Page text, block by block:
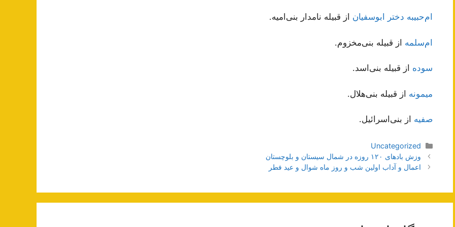
‌ام‌حبیبه دختر ابوسفیان از قبیله نامدار بنی‌امیه.
ام‌سلمه از قبیله بنی‌مخزوم.
سوده از قبیله بنی‌اسد.
میمونه از قبیله بنی‌هلال.
صفیه از بنی‌اسرائیل.
دسته‌ها
Uncategorized
ناوبری
نوشته‌ها
وزش باد‌های ۱۲۰ روزه در شمال سیستان و بلوچستان
اعمال و آداب اولین شب و روز ماه شوال و عید فطر